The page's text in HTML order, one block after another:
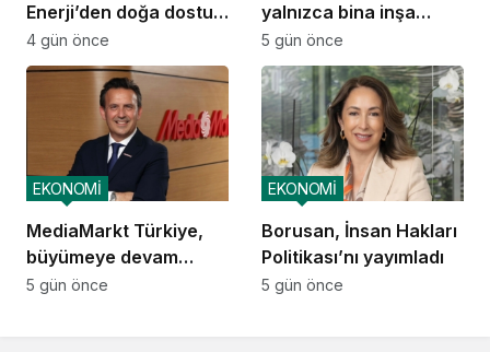
Enerji’den doğa dostu
proje
4 gün önce
yalnızca bina inşa
etmek değil,
yatırımcısına
kazandıracak yaşam
alanları üretmek
5 gün önce
MediaMarkt Türkiye,
büyümeye devam
ediyor
EKONOMİ
5 gün önce
Borusan, İnsan Hakları
Politikası’nı yayımladı
EKONOMİ
5 gün önce